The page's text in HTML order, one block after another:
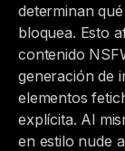
determinan
bloquea. Esto
contenido
generación de
elementos
explícita. Al
en estilo nude